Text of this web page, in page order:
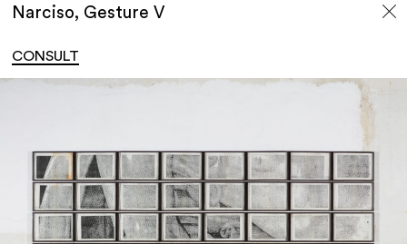
Narciso, Gesture V
CONSULT